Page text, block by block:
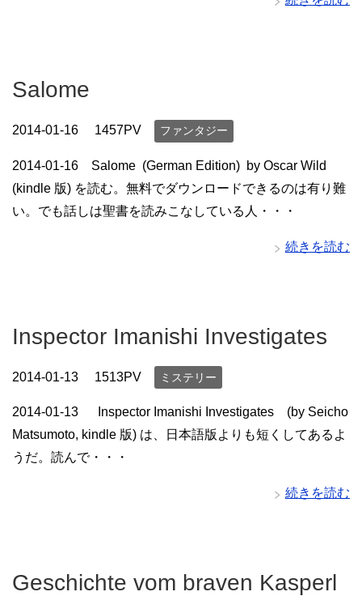
Salome
2014-01-16 1457PV ファンタジー
2014-01-16 Salome (German Edition) by Oscar Wild
(kindle 版) を読む。無料でダウンロードできるのは有り難
い。でも話しは聖書を読みこなしている人・・・
続きを読む
Inspector Imanishi Investigates
2014-01-13 1513PV ミステリー
2014-01-13 Inspector Imanishi Investigates (by Seicho
Matsumoto, kindle 版) は、日本語版よりも短くしてあるよ
うだ。読んで・・・
続きを読む
Geschichte vom braven Kasperl